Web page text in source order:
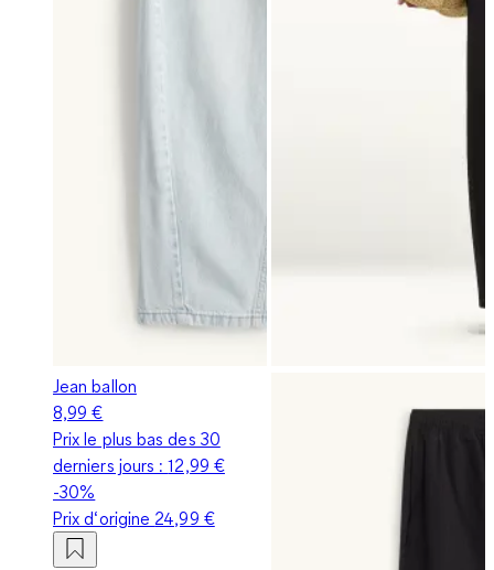
Jean ballon
8,99 €
Prix le plus bas des 30
derniers jours :12,99 €
-30%
Prix d‘origine 24,99 €